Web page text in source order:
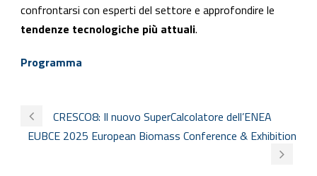
confrontarsi con esperti del settore e approfondire le
tendenze tecnologiche più attuali.
Programma
CRESCO8: Il nuovo SuperCalcolatore dell’ENEA
EUBCE 2025 European Biomass Conference & Exhibition